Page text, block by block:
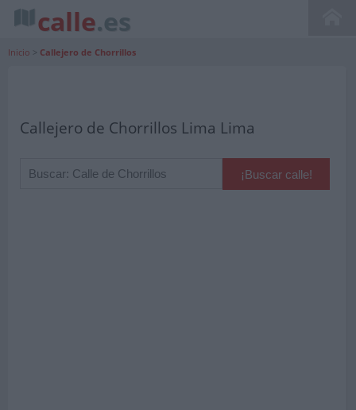
calle.es
Inicio > Callejero de Chorrillos
Callejero de Chorrillos Lima Lima